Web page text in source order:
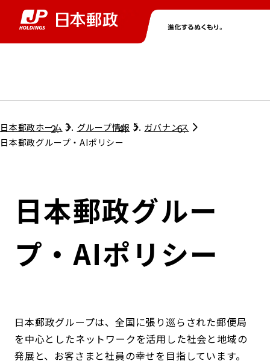
グループ情報トップ
コンプライアンス
ガバナンス
ローカル共創イニシアティブ
関連事業
株主・投資家情報トップ
個人投資家のみなさまへ
株式情報
IRニュース
IRカレンダー
ニューストップ
サステナビリティトップ
担当役員メッセージ
サステナビリティマネジメント
環境
社会
採用情報トップ
日本郵政ホーム グループ情報
ガバナンス
日本郵政グループ・AIポリシー
日本郵政グルー
プ・AIポリシー
日本郵政グループは、全国に張り巡らされた郵便局
を中心としたネットワークを活用した社会と地域の
発展と、お客さまと社員の幸せを目指しています。